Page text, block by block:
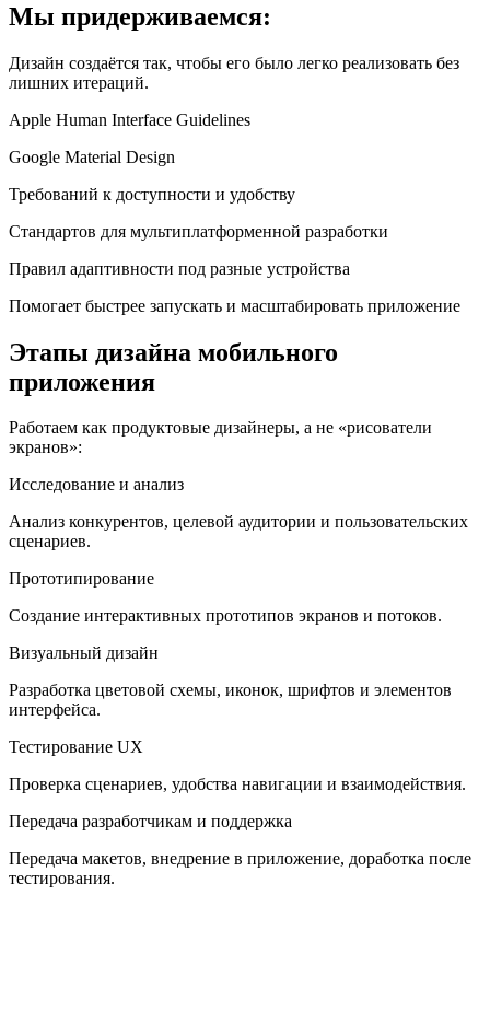
Мы придерживаемся:
Дизайн создаётся так, чтобы его было легко реализовать без
лишних итераций.
Apple Human Interface Guidelines
Google Material Design
Требований к доступности и удобству
Стандартов для мультиплатформенной разработки
Правил адаптивности под разные устройства
Помогает быстрее запускать и масштабировать приложение
Этапы дизайна мобильного
приложения
Работаем как продуктовые дизайнеры, а не «рисователи
экранов»:
Исследование и анализ
Анализ конкурентов, целевой аудитории и пользовательских
сценариев.
Прототипирование
Создание интерактивных прототипов экранов и потоков.
Визуальный дизайн
Разработка цветовой схемы, иконок, шрифтов и элементов
интерфейса.
Тестирование UX
Проверка сценариев, удобства навигации и взаимодействия.
Передача разработчикам и поддержка
Передача макетов, внедрение в приложение, доработка после
тестирования.